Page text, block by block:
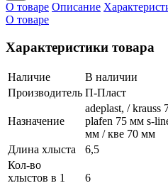
О товаре Описание
О товаре
Характеристики товара
Наличие
В наличии
Производитель П-Пласт
Назначение
adeplast, /
plafen 75 мм s-
мм / кве 70 мм
Длина хлыста
6,5
Кол-во
хлыстов в 1
6